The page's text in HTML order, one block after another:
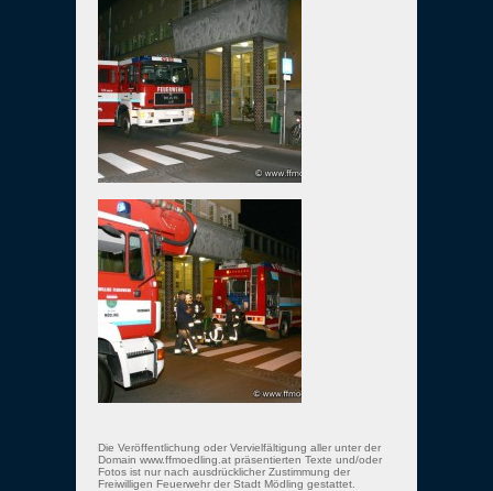
Die Veröffentlichung oder Vervielfältigung aller unter der
Domain www.ffmoedling.at präsentierten Texte und/oder
Fotos ist nur nach ausdrücklicher Zustimmung der
Freiwilligen Feuerwehr der Stadt Mödling gestattet.